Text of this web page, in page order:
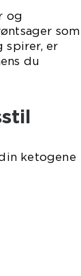
og
som
spirer, er
du
ketogene